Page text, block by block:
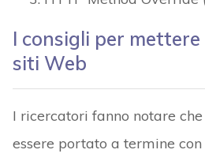
I consigli per
siti Web
I ricercatori fanno notare che
essere portato a termine con